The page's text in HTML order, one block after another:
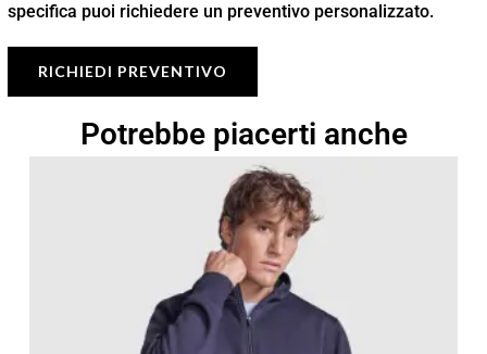
specifica puoi richiedere un preventivo personalizzato.
RICHIEDI PREVENTIVO
Potrebbe piacerti anche
di
prezzo:
da
17,49 €
24,99 €